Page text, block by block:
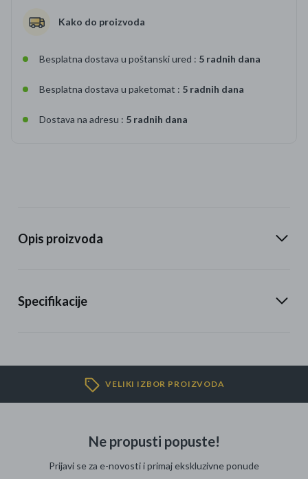
Kako do proizvoda
Besplatna dostava u poštanski ured : 5 radnih dana
Besplatna dostava u paketomat : 5 radnih dana
Dostava na adresu : 5 radnih dana
Opis proizvoda
Specifikacije
VELIKI IZBOR PROIZVODA
Ne propusti popuste!
Prijavi se za e-novosti i primaj ekskluzivne ponude